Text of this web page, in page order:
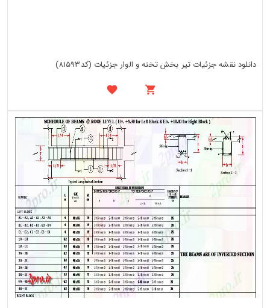
دانلود نقشه جزئیات تیر بخش تخته و الوار جزئیات (کد81593)